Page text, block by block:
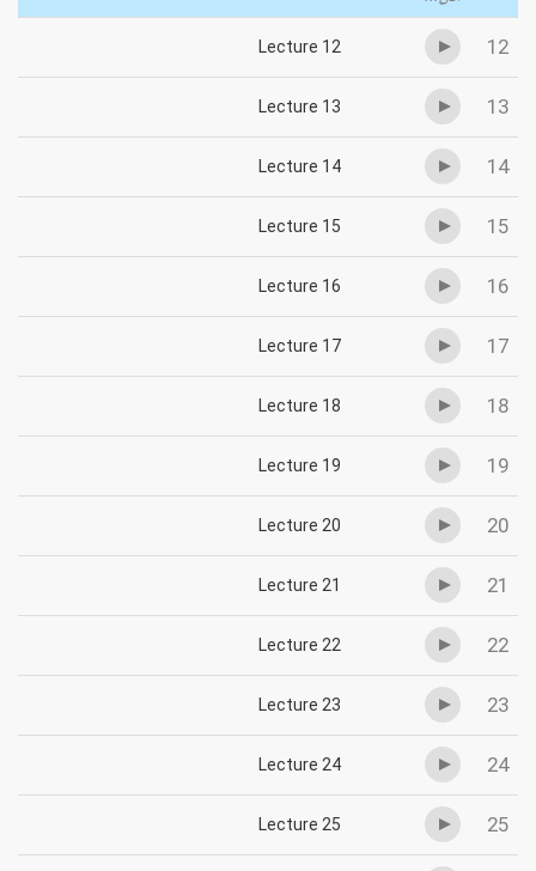
12
Lecture 12
13
Lecture 13
14
Lecture 14
15
Lecture 15
16
Lecture 16
17
Lecture 17
18
Lecture 18
19
Lecture 19
20
Lecture 20
21
Lecture 21
22
Lecture 22
23
Lecture 23
24
Lecture 24
25
Lecture 25